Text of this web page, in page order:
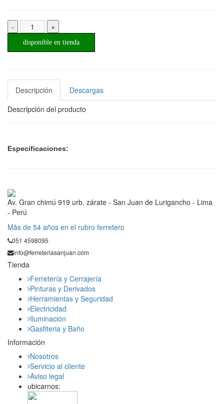
- +
disponible en tienda
Descripción
Descargas
Descripción del producto
Especificaciones:
Av. Gran chimú 919 urb. zárate - San Juan de Lurigancho - Lima
- Perú
Mås de 54 años en el rubro ferretero
051 4598095
info@ferreteriasanjuan.com
Tienda
Ferretería y Cerrajería
Pinturas y Derivados
Herramientas y Seguridad
Electricidad
Iluminación
Gasfiteria y Baño
Información
Nosotros
Servicio al cliente
Aviso legal
ubicarnos: